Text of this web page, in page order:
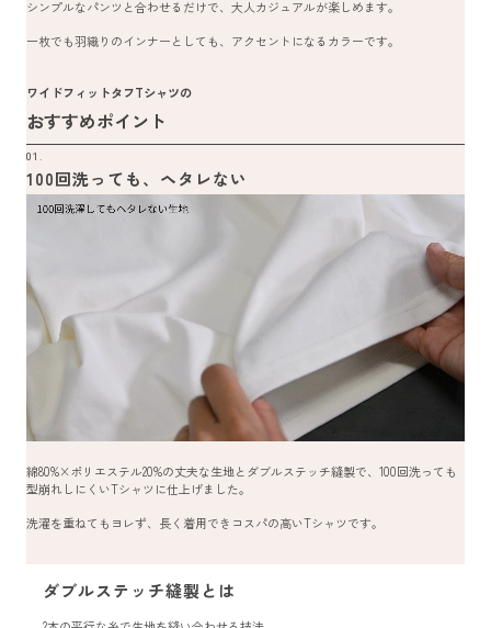
シンプルなパンツと合わせるだけで、大人カジュアルが楽しめます。
一枚でも羽織りのインナーとしても、アクセントになるカラーです。
ワイドフィットタフTシャツの
おすすめポイント
01.
100回洗っても、ヘタレない
綿80%×ポリエステル20%の丈夫な生地とダブルステッチ縫製で、100回洗っても
型崩れしにくいTシャツに仕上げました。
洗濯を重ねてもヨレず、長く着用できコスパの高いTシャツです。
ダブルステッチ縫製とは